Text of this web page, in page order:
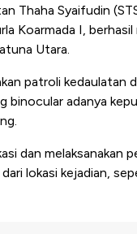
Thaha Syaifudin
Koarmada I,
Utara.
patroli kedaulatan
binocular adanya
dan melaksanakan
lokasi kejadian,